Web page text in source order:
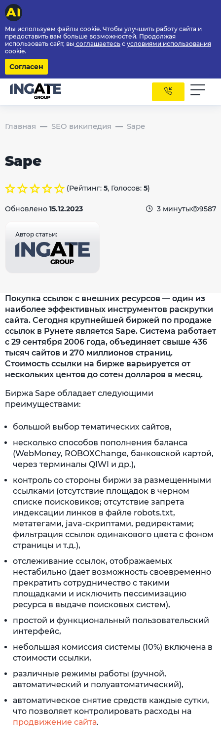
Мы используем файлы cookie. Чтобы улучшить работу сайта и
предоставить вам больше возможностей. Продолжая
использовать сайт, вы соглашаетесь с условиями использования
cookie.
Согласен
Главная SEO википедия Sape
Sape
(Рейтинг: 5, Голосов: 5)
Обновлено 15.12.2023 3 минуты 9587
Автор статьи:
Покупка ссылок с внешних ресурсов — один из
наиболее эффективных инструментов раскрутки
сайта. Сегодня крупнейшей биржей по продаже
ссылок в Рунете является Sape. Система работает
с 29 сентября 2006 года, объединяет свыше 436
тысяч сайтов и 270 миллионов страниц.
Стоимость ссылки на бирже варьируется от
нескольких центов до сотен долларов в месяц.
Биржа Sape обладает следующими
преимуществами:
большой выбор тематических сайтов,
несколько способов пополнения баланса
(WebMoney, ROBOXChange, банковской картой,
через терминалы QIWI и др.),
контроль со стороны биржи за размещенными
ссылками (отсутствие площадок в черном
списке поисковиков; отсутствие запрета
индексации линков в файле robots.txt,
метатегами, java-скриптами, редиректами;
фильтрация ссылок одинакового цвета с фоном
страницы и т.д.),
отслеживание ссылок, отображаемых
нестабильно (дает возможность своевременно
прекратить сотрудничество с такими
площадками и исключить пессимизацию
ресурса в выдаче поисковых систем),
простой и функциональный пользовательский
интерфейс,
небольшая комиссия системы (10%) включена в
стоимости ссылки,
различные режимы работы (ручной,
автоматический и полуавтоматический),
автоматическое снятие средств каждые сутки,
что позволяет контролировать расходы на
продвижение сайта.